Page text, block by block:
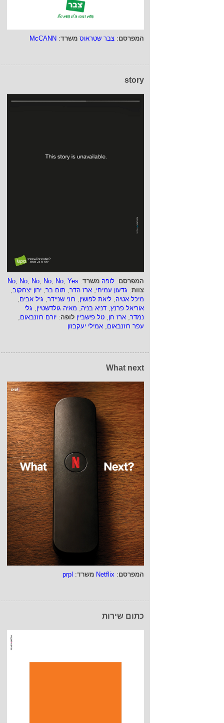
המפרסם: צבר שטראוס משרד:
McCANN
story
המפרסם: לופה משרד:
No, No, No, No, No, Yes
צוות: גדעון עמיחי, ארז הדר, תום בר, ירון יצחקוב,
מיכל אטיה, ליאת לפושין, רוני שניידר, גיל אבים,
אוריאל פרנץ, דניא בניה, מאיה גולדשטיין, גלי
נמדר, ארז חן, טל פישביין לופה: יורם רוזנבאום,
עפר רוזנבאום, אמילי יעקבזון
What next
המפרסם:
Netflix משרד:
prpl
כתום שירות